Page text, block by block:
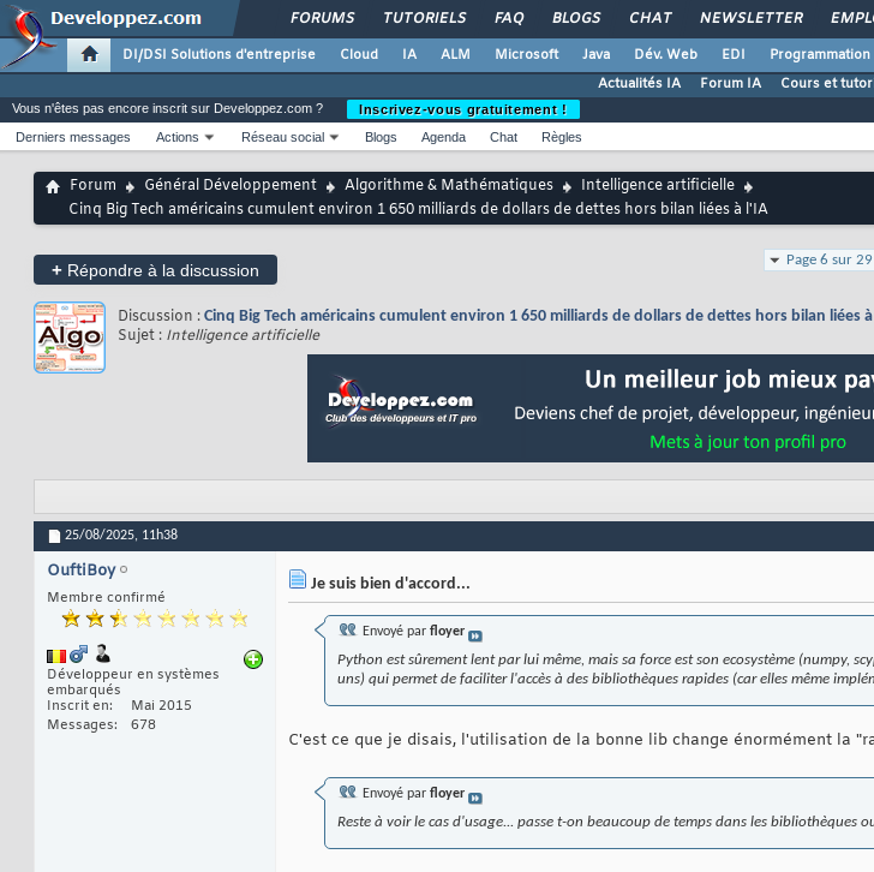
FORUMS TUTORIELS FAQ BLOGS CHAT NEWSLETTER
DI/DSI Solutions d'entreprise Cloud IA ALM Microsoft Java Dév. Web EDI Programmation
Actualités IA
Forum IA Cours et
Vous n'êtes pas encore inscrit sur Developpez.com ?
Inscrivez-vous gratuitement !
Derniers messages
Actions Réseau social Blogs Agenda Chat Règles
Forum Général Développement Algorithme & Mathématiques
Intelligence artificielle
Cinq Big Tech américains cumulent environ 1 650 milliards de dollars de dettes hors bilan liées à l'IA
+ Répondre à la discussion
Page 6 sur 29
Discussion : Cinq Big Tech américains cumulent environ 1 650 milliards de dollars de dettes hors bilan liées
Sujet : Intelligence artificielle
25/08/2025, 11h38
OuftiBoy
Membre confirmé
Développeur en systèmes
embarqués
Inscrit en
Mai 2015
Messages
678
Je suis bien d'accord...
Envoyé par floyer
Python est sûrement lent par lui même, mais sa force est son ecosystème (numpy,
uns) qui permet de faciliter l'accès à des bibliothèques rapides (car elles même
C'est ce que je disais, l'utilisation de la bonne lib change énormément la
Envoyé par floyer
Reste à voir le cas d'usage... passe t-on beaucoup de temps dans les bibliothèques